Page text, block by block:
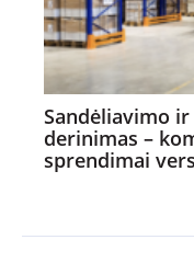
Sandėliavimo
derinimas –
sprendimai